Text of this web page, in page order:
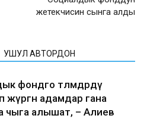
жетекчисин сынга алды
УШУЛ АВТОРДОН
фондго төлөмдөрдү
жүргөн адамдар гана
чыга алышат, – Алиев